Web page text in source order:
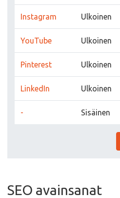
Instagram Ulkoinen
YouTube Ulkoinen
Pinterest Ulkoinen
LinkedIn Ulkoinen
- Sisäinen
SEO avainsanat